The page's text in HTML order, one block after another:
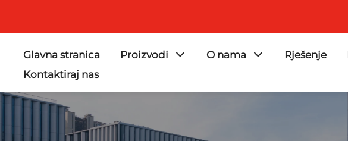
Glavna stranica Proizvodi O nama Rješenje
Kontaktiraj nas